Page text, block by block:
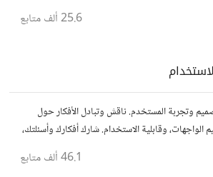
25.6 ألف متابع
وتجربة المستخدم. ناقش وتبادل الأفكار حول
الواجهات، وقابلية الاستخدام. شارك أفكارك وأسئلتك،
في تحسين تجربة المستخدم.
46.1 ألف متابع